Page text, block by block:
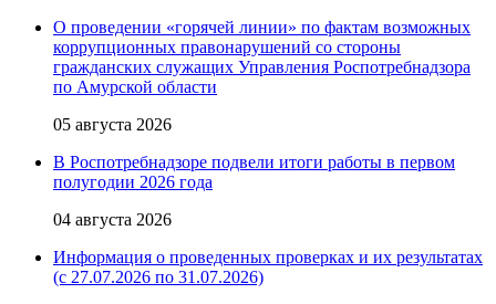
О проведении «горячей линии» по фактам возможных
коррупционных правонарушений со стороны
гражданских служащих Управления Роспотребнадзора
по Амурской области
05 августа 2026
В Роспотребнадзоре подвели итоги работы в первом
полугодии 2026 года
04 августа 2026
Информация о проведенных проверках и их результатах
(с 27.07.2026 по 31.07.2026)